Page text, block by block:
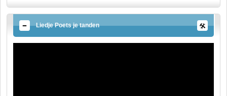
Liedje Poets je tanden